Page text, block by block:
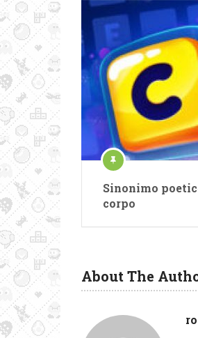
Sinonimo
corpo
About The